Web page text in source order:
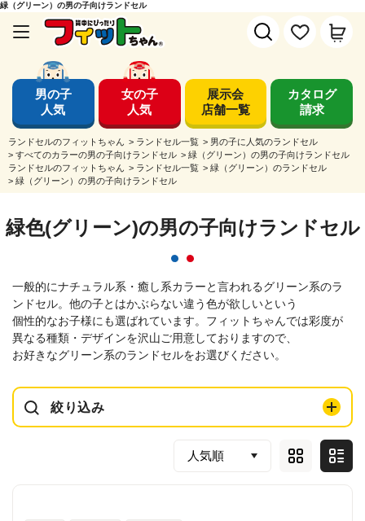
緑（グリーン）の男の子向けランドセル
男の子
人気
女の子
人気
展示会
店舗一覧
カタログ
請求
ランドセルのフィットちゃん > ランドセル一覧 > 男の子に人気のランドセル
> すべてのカラーの男の子向けランドセル > 緑（グリーン）の男の子向けランドセル
ランドセルのフィットちゃん > ランドセル一覧 > 緑（グリーン）のランドセル
> 緑（グリーン）の男の子向けランドセル
緑色(グリーン)の男の子向けランドセル
一般的にナチュラル系・癒し系カラーと言われるグリーン系のラ
ンドセル。他の子とはかぶらない違う色が欲しいという
個性的なお子様にも選ばれています。フィットちゃんでは彩度が
異なる種類・デザインを沢山ご用意しておりますので、
お好きなグリーン系のランドセルをお選びください。
絞り込み